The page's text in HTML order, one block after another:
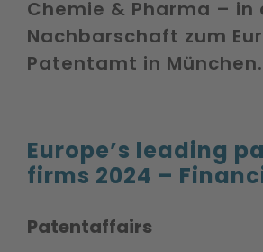
Chemie & Pharma – in
Nachbarschaft zum
Patentamt in München.
Europe’s leading
firms 2024 –
Patentaffairs